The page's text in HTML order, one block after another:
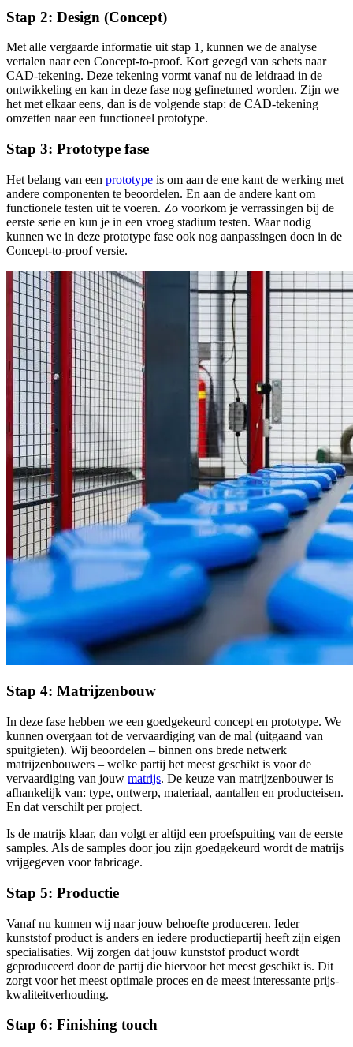
Stap 2: Design (Concept)
Met alle vergaarde informatie uit stap 1, kunnen we de analyse
vertalen naar een Concept-to-proof. Kort gezegd van schets naar
CAD-tekening. Deze tekening vormt vanaf nu de leidraad in de
ontwikkeling en kan in deze fase nog gefinetuned worden. Zijn we
het met elkaar eens, dan is de volgende stap: de CAD-tekening
omzetten naar een functioneel prototype.
Stap 3: Prototype fase
Het belang van een prototype is om aan de ene kant de werking met
andere componenten te beoordelen. En aan de andere kant om
functionele testen uit te voeren. Zo voorkom je verrassingen bij de
eerste serie en kun je in een vroeg stadium testen. Waar nodig
kunnen we in deze prototype fase ook nog aanpassingen doen in de
Concept-to-proof versie.
Stap 4: Matrijzenbouw
In deze fase hebben we een goedgekeurd concept en prototype. We
kunnen overgaan tot de vervaardiging van de mal (uitgaand van
spuitgieten). Wij beoordelen – binnen ons brede netwerk
matrijzenbouwers – welke partij het meest geschikt is voor de
vervaardiging van jouw matrijs. De keuze van matrijzenbouwer is
afhankelijk van: type, ontwerp, materiaal, aantallen en producteisen.
En dat verschilt per project.
Is de matrijs klaar, dan volgt er altijd een proefspuiting van de eerste
samples. Als de samples door jou zijn goedgekeurd wordt de matrijs
vrijgegeven voor fabricage.
Stap 5: Productie
Vanaf nu kunnen wij naar jouw behoefte produceren. Ieder
kunststof product is anders en iedere productiepartij heeft zijn eigen
specialisaties. Wij zorgen dat jouw kunststof product wordt
geproduceerd door de partij die hiervoor het meest geschikt is. Dit
zorgt voor het meest optimale proces en de meest interessante prijs-
kwaliteitverhouding.
Stap 6: Finishing touch